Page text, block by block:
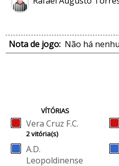
Nota de jogo: Não há
VÍTÓRIAS
Vera Cruz F.C.
2 vitória(s)
A.D.
Leopoldinense